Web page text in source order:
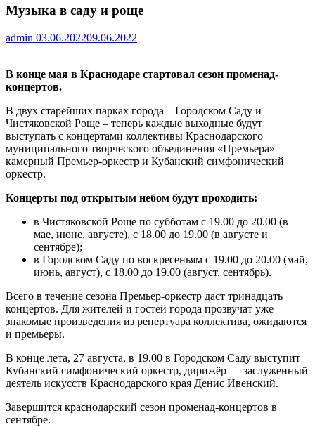
Музыка в саду и роще
admin 03.06.202209.06.2022
В конце мая в Краснодаре стартовал сезон променад-
концертов.
В двух старейших парках города – Городском Саду и
Чистяковской Роще – теперь каждые выходные будут
выступать с концертами коллективы Краснодарского
муниципального творческого объединения «Премьера» –
камерный Премьер-оркестр и Кубанский симфонический
оркестр.
Концерты под открытым небом будут проходить:
в Чистяковской Роще по субботам с 19.00 до 20.00 (в
мае, июне, августе), с 18.00 до 19.00 (в августе и
сентябре);
в Городском Саду по воскресеньям с 19.00 до 20.00 (май,
июнь, август), с 18.00 до 19.00 (август, сентябрь).
Всего в течение сезона Премьер-оркестр даст тринадцать
концертов. Для жителей и гостей города прозвучат уже
знакомые произведения из репертуара коллектива, ожидаются
и премьеры.
В конце лета, 27 августа, в 19.00 в Городском Саду выступит
Кубанский симфонический оркестр, дирижёр — заслуженный
деятель искусств Краснодарского края Денис Ивенский.
Завершится краснодарский сезон променад-концертов в
сентябре.